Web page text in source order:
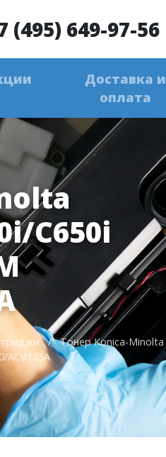
(495) 649-97-56
Доставка и
оплата
C650i
/
Тонер Konica-Minolta
ACV135A